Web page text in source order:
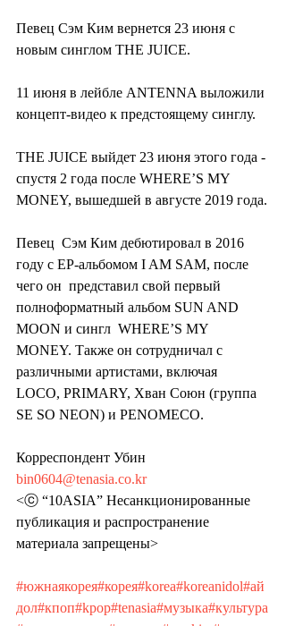
Певец Сэм Ким вернется 23 июня с
новым синглом THE JUICE.
11 июня в лейбле ANTENNA выложили
концепт-видео к предстоящему синглу.
THE JUICE выйдет 23 июня этого года -
спустя 2 года после WHERE’S MY
MONEY, вышедшей в августе 2019 года.
Певец  Сэм Ким дебютировал в 2016
году с EP-альбомом I AM SAM, после
чего он  представил свой первый
полноформатный альбом SUN AND
MOON и сингл  WHERE’S MY
MONEY. Также он сотрудничал с
различными артистами, включая
LOCO, PRIMARY, Хван Союн (группа
SE SO NEON) и PENOMECO.
Корреспондент Убин
bin0604@tenasia.co.kr
<ⓒ “10ASIA” Несанкционированные
публикация и распространение
материала запрещены>
#южнаякорея#корея#korea#koreanidol#ай
дол#кпоп#kpop#tenasia#музыка#культура